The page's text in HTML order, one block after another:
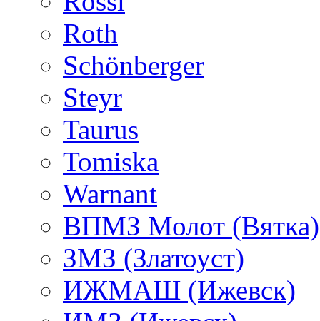
Roth
Schönberger
Steyr
Taurus
Tomiska
Warnant
ВПМЗ Молот (Вятка)
ЗМЗ (Златоуст)
ИЖМАШ (Ижевск)